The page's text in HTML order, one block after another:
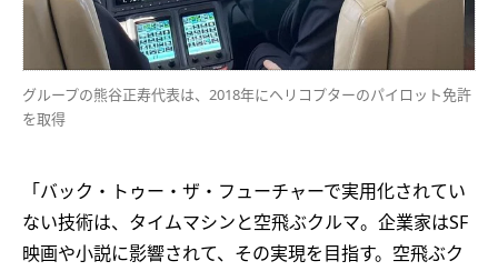
グループの熊谷正寿代表は、2018年にヘリコプターのパイロット免許
を取得
「バック・トゥー・ザ・フューチャーで実用化されてい
ない技術は、タイムマシンと空飛ぶクルマ。企業家はSF
映画や小説に影響されて、その実現を目指す。空飛ぶク